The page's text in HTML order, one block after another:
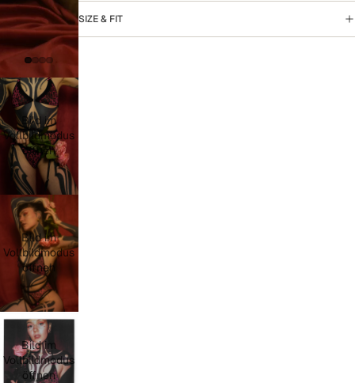
Bild im
Vollbildmodus
öffnen
Bild im
Vollbildmodus
öffnen
Bild im
Vollbildmodus
öffnen
SIZE & FIT